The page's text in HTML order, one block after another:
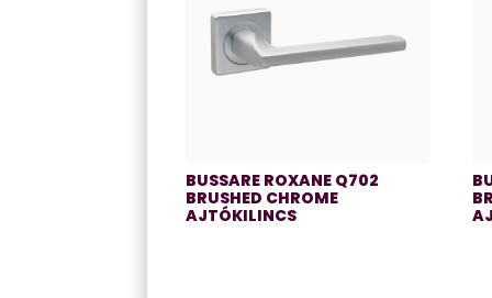
BUSSARE ROXANE Q702
BRUSHED CHROME
AJTÓKILINCS